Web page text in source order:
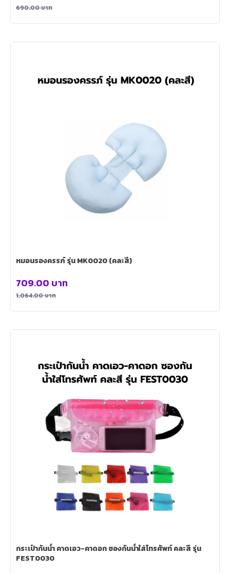
690.00บาท
หมอนรองครรภ์ รุ่น MK0020 (คละสี)
1,064.00บาท
709.00 บาท
กระเป๋ากันน้ำ คาดเอว-คาดอก ซองกันน้ำใส่โทรศัพท์ คละสี รุ่น
FEST0030